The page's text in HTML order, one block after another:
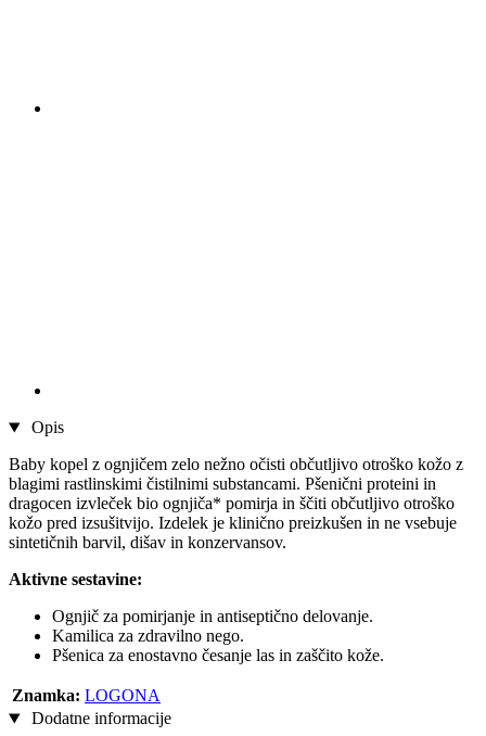
Opis
Baby kopel z ognjičem zelo nežno očisti občutljivo otroško kožo z
blagimi rastlinskimi čistilnimi substancami. Pšenični proteini in
dragocen izvleček bio ognjiča* pomirja in ščiti občutljivo otroško
kožo pred izsušitvijo. Izdelek je klinično preizkušen in ne vsebuje
sintetičnih barvil, dišav in konzervansov.
Aktivne sestavine:
Ognjič za pomirjanje in antiseptično delovanje.
Kamilica za zdravilno nego.
Pšenica za enostavno česanje las in zaščito kože.
Znamka: LOGONA
Dodatne informacije